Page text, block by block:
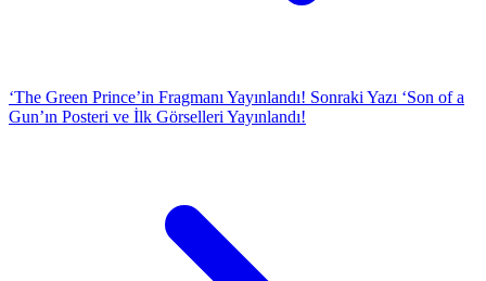
‘The Green Prince’in Fragmanı Yayınlandı! Sonraki Yazı ‘Son of a
Gun’ın Posteri ve İlk Görselleri Yayınlandı!